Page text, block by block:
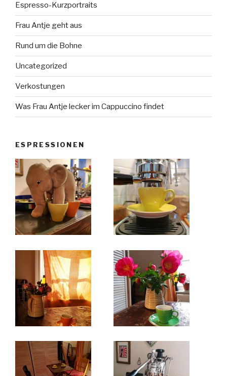
Espresso-Kurzportraits
Frau Antje geht aus
Rund um die Bohne
Uncategorized
Verkostungen
Was Frau Antje lecker im Cappuccino findet
ESPRESSIONEN